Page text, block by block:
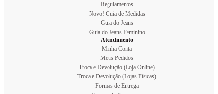
Regulamentos
Novo! Guia de Medidas
Guia do Jeans
Guia do Jeans Feminino
Atendimento
Minha Conta
Meus Pedidos
Troca e Devolução (Loja Online)
Troca e Devolução (Lojas Físicas)
Formas de Entrega